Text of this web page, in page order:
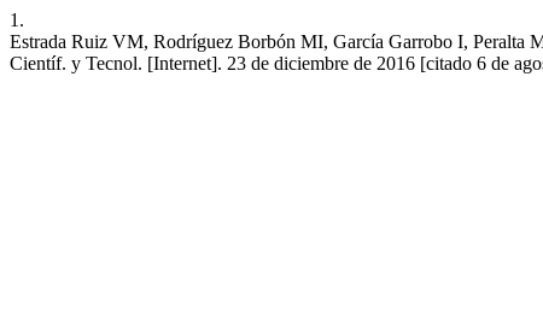
1.
Estrada Ruiz VM, Rodríguez Borbón MI, García Garrobo I, Peralta
Científ. y Tecnol. [Internet]. 23 de diciembre de 2016 [citado 6 de